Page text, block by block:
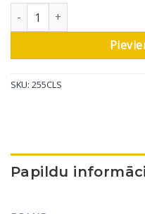
Sienas skaļrunis Polk Audio
SKU: 255CLS
Papildu